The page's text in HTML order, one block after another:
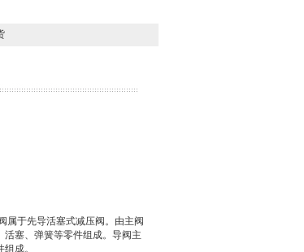
属于先导活塞式减压阀。由主阀
塞、弹簧等零件组成。导阀主
成。